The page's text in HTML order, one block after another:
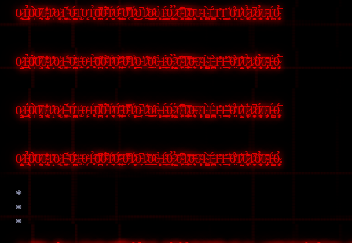
0̷̧̰̺̃͜1̵̢̣̬̉̉̋0̸̩̀̐̍̀͘0̸̧̪̏̈̓̅0̴̢̼̫͙͑̓̆͋̾1̷̝͒̂̒0̷̢͓̬̕1̵͍͉̪̙̚͘̚̕ ̴̫́̋͑͘0̴͈̤̘̪̽́̂1̶̨̫̓̈0̵̜̙͐1̵̜̖͔͓̉͘͠͠0̸̱̮̪̄͒̚0̴̟̗̐̈́̚1̸͉̬̬͊̂́̈͗0̴̥̱̩̇̑̾́̕ ̵͕͇̙͒̋̕0̵͔͌̿̂͒1̷̙̻̬̒̽́̽͜0̵̞̚1̷̲͒͋͐̃͜0̷̤̲̒̒̕0̶̦̝̹̩̀͜1̴͇̯͙̈͐̈́0̵̨̠̙̙̦̉͠ ̷̙͈̺̉͗0̴͓̙͖̯͋̅͆1̸̨͇͓̙̖̐̊̒̅͝0̶̨̩̭̈̌0̴̧͔̟̣͑̋ͅ1̴͖͚̺̀̍͝1̵̪̖̮͙͚́̓̓1̵͉͗̂̓̕1̶̖͇̍̋̓ ̶̧͋̓0̸̤̊́͛͐͐1̸̙̺͛̓̏̓͘0̷̞͚̂͛̌̉ͅ1̷͈̮̭͎̽̚0̸̧̱̭͉͂̉͂ͅ0̴̡̤̱̩̋̆̂̈1̶̺͖̖̈́0̴̨̡̬̝̗̅̉
0̷̧̰̺̃͜1̵̢̣̬̉̉̋0̸̩̀̐̍̀͘0̸̧̪̏̈̓̅0̴̢̼̫͙͑̓̆͋̾1̷̝͒̂̒0̷̢͓̬̕1̵͍͉̪̙̚͘̚̕ ̴̫́̋͑͘0̴͈̤̘̪̽́̂1̶̨̫̓̈0̵̜̙͐1̵̜̖͔͓̉͘͠͠0̸̱̮̪̄͒̚0̴̟̗̐̈́̚1̸͉̬̬͊̂́̈͗0̴̥̱̩̇̑̾́̕ ̵͕͇̙͒̋̕0̵͔͌̿̂͒1̷̙̻̬̒̽́̽͜0̵̞̚1̷̲͒͋͐̃͜0̷̤̲̒̒̕0̶̦̝̹̩̀͜1̴͇̯͙̈͐̈́0̵̨̠̙̙̦̉͠ ̷̙͈̺̉͗0̴͓̙͖̯͋̅͆1̸̨͇͓̙̖̐̊̒̅͝0̶̨̩̭̈̌0̴̧͔̟̣͑̋ͅ1̴͖͚̺̀̍͝1̵̪̖̮͙͚́̓̓1̵͉͗̂̓̕1̶̖͇̍̋̓ ̶̧͋̓0̸̤̊́͛͐͐1̸̙̺͛̓̏̓͘0̷̞͚̂͛̌̉ͅ1̷͈̮̭͎̽̚0̸̧̱̭͉͂̉͂ͅ0̴̡̤̱̩̋̆̂̈1̶̺͖̖̈́0̴̨̡̬̝̗̅̉
0̷̧̰̺̃͜1̵̢̣̬̉̉̋0̸̩̀̐̍̀͘0̸̧̪̏̈̓̅0̴̢̼̫͙͑̓̆͋̾1̷̝͒̂̒0̷̢͓̬̕1̵͍͉̪̙̚͘̚̕ ̴̫́̋͑͘0̴͈̤̘̪̽́̂1̶̨̫̓̈0̵̜̙͐1̵̜̖͔͓̉͘͠͠0̸̱̮̪̄͒̚0̴̟̗̐̈́̚1̸͉̬̬͊̂́̈͗0̴̥̱̩̇̑̾́̕ ̵͕͇̙͒̋̕0̵͔͌̿̂͒1̷̙̻̬̒̽́̽͜0̵̞̚1̷̲͒͋͐̃͜0̷̤̲̒̒̕0̶̦̝̹̩̀͜1̴͇̯͙̈͐̈́0̵̨̠̙̙̦̉͠ ̷̙͈̺̉͗0̴͓̙͖̯͋̅͆1̸̨͇͓̙̖̐̊̒̅͝0̶̨̩̭̈̌0̴̧͔̟̣͑̋ͅ1̴͖͚̺̀̍͝1̵̪̖̮͙͚́̓̓1̵͉͗̂̓̕1̶̖͇̍̋̓ ̶̧͋̓0̸̤̊́͛͐͐1̸̙̺͛̓̏̓͘0̷̞͚̂͛̌̉ͅ1̷͈̮̭͎̽̚0̸̧̱̭͉͂̉͂ͅ0̴̡̤̱̩̋̆̂̈1̶̺͖̖̈́0̴̨̡̬̝̗̅̉
0̷̧̰̺̃͜1̵̢̣̬̉̉̋0̸̩̀̐̍̀͘0̸̧̪̏̈̓̅0̴̢̼̫͙͑̓̆͋̾1̷̝͒̂̒0̷̢͓̬̕1̵͍͉̪̙̚͘̚̕ ̴̫́̋͑͘0̴͈̤̘̪̽́̂1̶̨̫̓̈0̵̜̙͐1̵̜̖͔͓̉͘͠͠0̸̱̮̪̄͒̚0̴̟̗̐̈́̚1̸͉̬̬͊̂́̈͗0̴̥̱̩̇̑̾́̕ ̵͕͇̙͒̋̕0̵͔͌̿̂͒1̷̙̻̬̒̽́̽͜0̵̞̚1̷̲͒͋͐̃͜0̷̤̲̒̒̕0̶̦̝̹̩̀͜1̴͇̯͙̈͐̈́0̵̨̠̙̙̦̉͠ ̷̙͈̺̉͗0̴͓̙͖̯͋̅͆1̸̨͇͓̙̖̐̊̒̅͝0̶̨̩̭̈̌0̴̧͔̟̣͑̋ͅ1̴͖͚̺̀̍͝1̵̪̖̮͙͚́̓̓1̵͉͗̂̓̕1̶̖͇̍̋̓ ̶̧͋̓0̸̤̊́͛͐͐1̸̙̺͛̓̏̓͘0̷̞͚̂͛̌̉ͅ1̷͈̮̭͎̽̚0̸̧̱̭͉͂̉͂ͅ0̴̡̤̱̩̋̆̂̈1̶̺͖̖̈́0̴̨̡̬̝̗̅̉.
*
*
*